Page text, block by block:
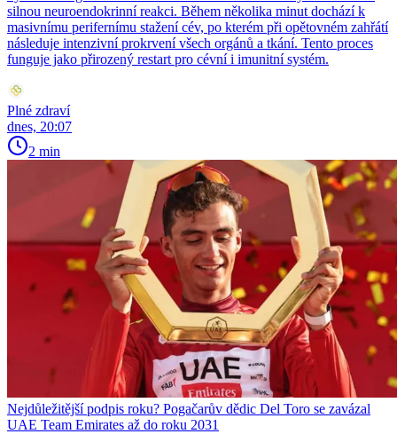
silnou neuroendokrinní reakci. Během několika minut dochází k
masivnímu perifernímu stažení cév, po kterém při opětovném zahřátí
následuje intenzivní prokrvení všech orgánů a tkání. Tento proces
funguje jako přirozený restart pro cévní i imunitní systém.
Plné zdraví
dnes, 20:07
2 min
Nejdůležitější podpis roku? Pogačarův dědic Del Toro se zavázal
UAE Team Emirates až do roku 2031